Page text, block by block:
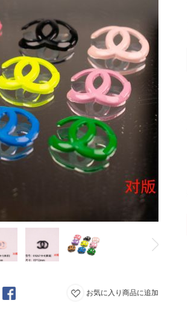
お気に入り商品に追加